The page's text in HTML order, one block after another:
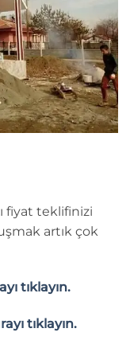
fiyat teklifinizi
artık çok
tıklayın.
tıklayın.